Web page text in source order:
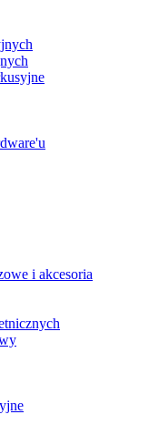
i akcesoria